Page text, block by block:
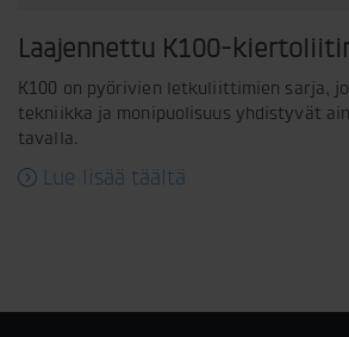
Laajennettu K100-
K100 on pyörivien letkuliittimien sarja,
tekniikka ja monipuolisuus yhdistyvät
tavalla.
Lue lisää täältä